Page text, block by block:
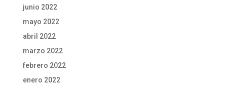
junio 2022
mayo 2022
abril 2022
marzo 2022
febrero 2022
enero 2022